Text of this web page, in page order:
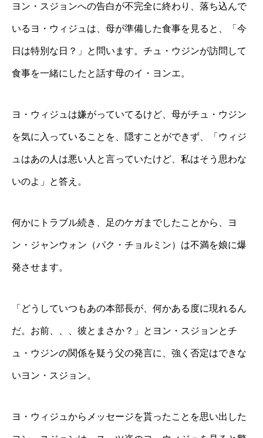
ヨン・スジョンへの告白が不完全に終わり、落ち込んで
いるヨ・ウィジュは、母が準備した食事を見ると、「今
日は特別な日？」と問います。チュ・ウジンが訪問して
食事を一緒にしたと話す母のイ・ヨンエ。
ヨ・ウィジュは嫌がっていてるけど、母がチュ・ウジン
を気に入っていることを、隠すことができず、「ウィジ
ュはあの人は悪い人と言っていたけど、私はそう思わな
いのよ」と答え。
何かにトラブル続き、足のケガまでしたことから、ヨ
ン・ジャンウォン（パク・チョルミン）は不満を娘に爆
発させます。
「どうしていつもあの本部長が、何かある度に現れるん
だ。お前、、、彼とまさか？」とヨン・スジョンとチ
ュ・ウジンの関係を疑う父の発言に、強く否定はできな
いヨン・スジョン。
ヨ・ウィジュからメッセージを貰ったことを思い出した